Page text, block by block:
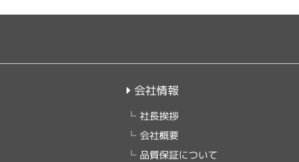
会社情報
社長挨拶
会社概要
品質保証について